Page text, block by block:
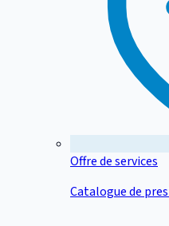
Offre de services
Catalogue de